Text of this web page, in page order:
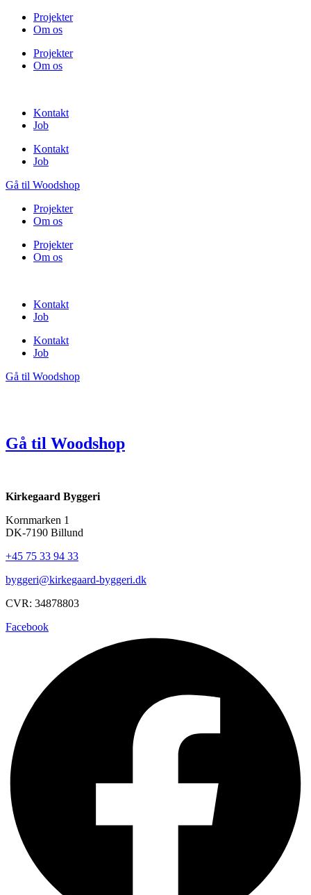
Projekter
Om os
Projekter
Om os
Kontakt
Job
Kontakt
Job
Gå til Woodshop
Projekter
Om os
Projekter
Om os
Kontakt
Job
Kontakt
Job
Gå til Woodshop
Gå til Woodshop
Kirkegaard Byggeri
Kornmarken 1
DK-7190 Billund
+45 75 33 94 33
byggeri@kirkegaard-byggeri.dk
CVR: 34878803
Facebook